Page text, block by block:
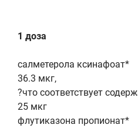
1 доза
салметерола ксинафоат*
36.3 мкг,
?что соответствует
25 мкг
флутиказона пропионат*